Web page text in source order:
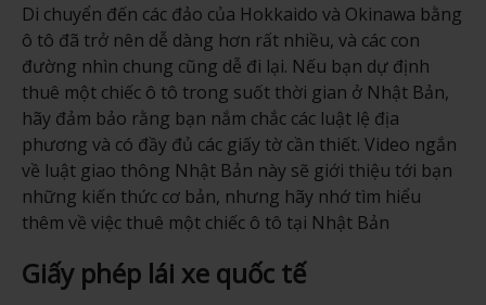
Di chuyển đến các đảo của Hokkaido và Okinawa bằng
ô tô đã trở nên dễ dàng hơn rất nhiều, và các con
đường nhìn chung cũng dễ đi lại. Nếu bạn dự định
thuê một chiếc ô tô trong suốt thời gian ở Nhật Bản,
hãy đảm bảo rằng bạn nắm chắc các luật lệ địa
phương và có đầy đủ các giấy tờ cần thiết. Video ngắn
về luật giao thông Nhật Bản này sẽ giới thiệu tới bạn
những kiến thức cơ bản, nhưng hãy nhớ tìm hiểu
thêm về việc thuê một chiếc ô tô tại Nhật Bản
Giấy phép lái xe quốc tế